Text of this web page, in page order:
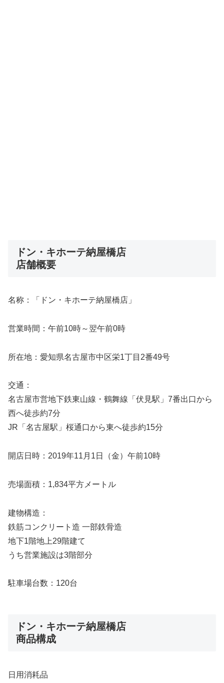
ドン・キホーテ納屋橋店
店舗概要
名称：「ドン・キホーテ納屋橋店」
営業時間：午前10時～翌午前0時
所在地：愛知県名古屋市中区栄1丁目2番49号
交通：
名古屋市営地下鉄東山線・鶴舞線「伏見駅」7番出口から
西へ徒歩約7分
JR「名古屋駅」桜通口から東へ徒歩約15分
開店日時：2019年11月1日（金）午前10時
売場面積：1,834平方メートル
建物構造：
鉄筋コンクリート造 一部鉄骨造
地下1階地上29階建て
うち営業施設は3階部分
駐車場台数：120台
ドン・キホーテ納屋橋店
商品構成
日用消耗品